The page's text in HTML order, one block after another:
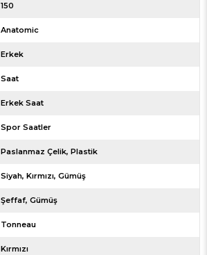
150
Anatomic
Erkek
Saat
Erkek Saat
Spor Saatler
Paslanmaz Çelik Plastik
Siyah Kırmızı Gümüş
Şeffaf Gümüş
Tonneau
Kırmızı